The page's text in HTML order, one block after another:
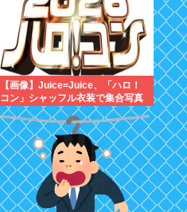
【画像】Juice=Juice、「ハロ！
コン」シャッフル衣装で集合写真